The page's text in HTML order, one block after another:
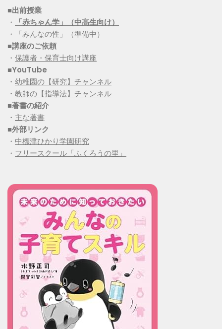
■出前授業
・
「赤ちゃん学」（中高生向け）
・「みんなの性」（準備中）
■講座のご依頼
・ 保護者・保育士向け講座
■YouTube
・ 幼稚園の【研究】チャンネル
・ 教師の【指導法】チャンネル
■著書の紹介
・ 主な著書
■外部リンク
・ 中標津ひかり学園研究
・ フリースクール「ふくろうの里」